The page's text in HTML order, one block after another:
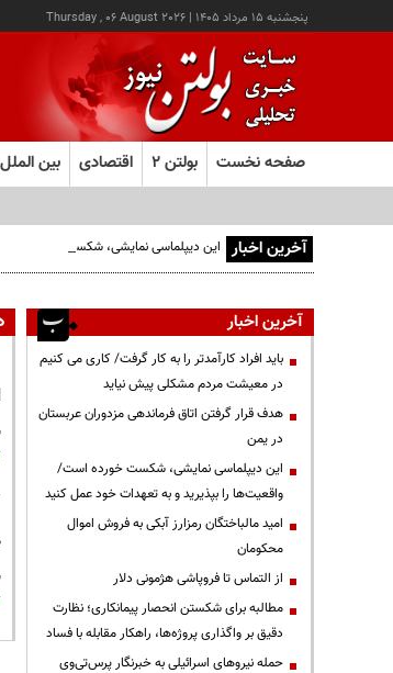
پنجشنبه ۱۵ مرداد ۱۴۰۵ |
Thursday , 06 August 2026
صفحه نخست بولتن ۲ اقتصادی بین الملل
آخرین اخبار این دیپلماسی نمایشی، شکست خورده است/
آخرین اخبار
باید افراد کارآمدتر را به کار گرفت/ کاری می کنیم
در معیشت مردم مشکلی پیش نیاید
هدف قرار گرفتن اتاق‌ فرماندهی مزدوران عربستان
در یمن
این دیپلماسی نمایشی، شکست خورده است/
واقعیت‌ها را بپذیرید و به تعهدات خود عمل کنید
امید مالباختگان رمزارز آبکی به فروش اموال
محکومان
از التماس تا فروپاشی هژمونی دلار
مطالبه برای شکستن انحصار پیمانکاری؛ نظارت
دقیق بر واگذاری پروژه‌ها، راهکار مقابله با فساد
حمله نیروهای اسرائیلی به خبرنگار پرس‌تی‌وی